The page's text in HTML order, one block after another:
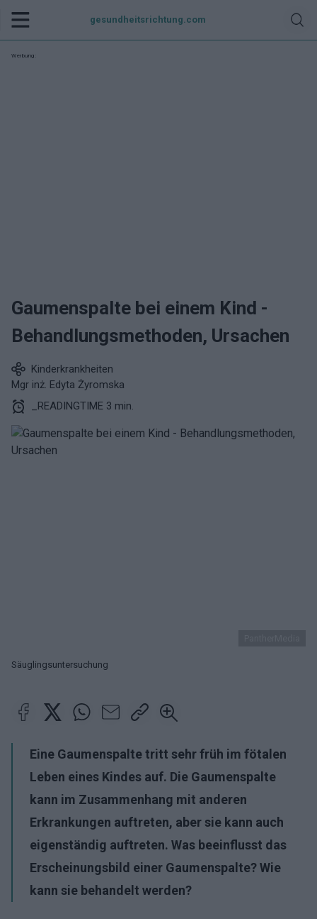
gesundheitsrichtung.com
Werbung:
Gaumenspalte bei einem Kind -
Behandlungsmethoden, Ursachen
Kinderkrankheiten
Mgr inż. Edyta Żyromska
_READINGTIME 3 min.
Säuglingsuntersuchung
Eine Gaumenspalte tritt sehr früh im fötalen
Leben eines Kindes auf. Die Gaumenspalte
kann im Zusammenhang mit anderen
Erkrankungen auftreten, aber sie kann auch
eigenständig auftreten. Was beeinflusst das
Erscheinungsbild einer Gaumenspalte? Wie
kann sie behandelt werden?